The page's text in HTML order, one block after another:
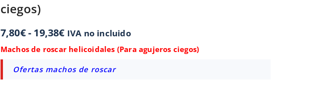
ciegos)
7,80€- 19,38€ IVA no incluido
Machos de roscar helicoidales (Para agujeros ciegos)
Ofertas machos de roscar